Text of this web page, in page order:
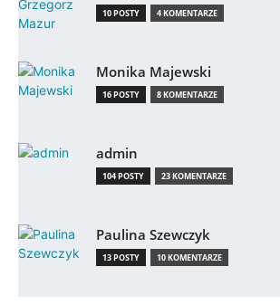
10 POSTY 4 KOMENTARZE
Monika Majewski
16 POSTY 8 KOMENTARZE
admin
104 POSTY 23 KOMENTARZE
Paulina Szewczyk
13 POSTY 10 KOMENTARZE